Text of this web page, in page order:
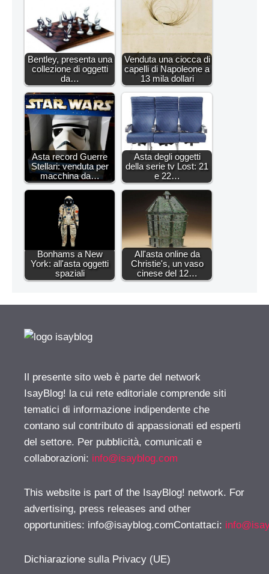
Bentley, presenta una
collezione di oggetti
da…
Venduta una ciocca di
capelli di Napoleone a
13 mila dollari
Asta record Guerre
Stellari: venduta per
macchina da…
Asta degli oggetti
della serie tv Lost: 21
e 22…
Bonhams a New
York: all'asta oggetti
spaziali
All'asta online da
Christie's, un vaso
cinese del 12…
Il presente sito web è parte del network
IsayBlog! la cui rete editoriale comprende siti
tematici di informazione indipendente che
contano sul contributo di appassionati ed esperti
del settore. Per pubblicità, comunicati e
collaborazioni: info@isayblog.com
This website is part of the IsayBlog! network. For
advertising, press releases and other
opportunities: info@isayblog.comContattaci:
Dichiarazione sulla Privacy (UE)